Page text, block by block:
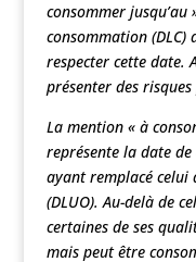
consommer
consommation
respecter cette date.
présenter des
La mention « à
représente la date
ayant remplacé
(DLUO). Au-delà de
certaines de ses
mais peut être